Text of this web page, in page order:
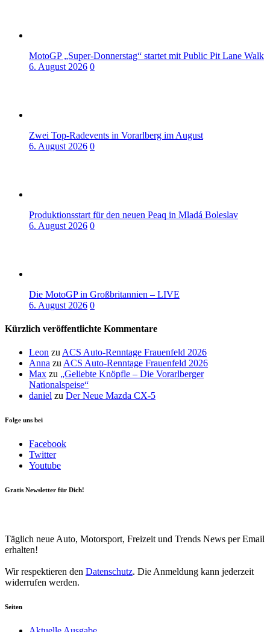
MotoGP „Super-Donnerstag“ startet mit Public Pit Lane Walk
6. August 2026 0
Zwei Top-Radevents in Vorarlberg im August
6. August 2026 0
Produktionsstart für den neuen Peaq in Mladá Boleslav
6. August 2026 0
Die MotoGP in Großbritannien – LIVE
6. August 2026 0
Kürzlich veröffentlichte Kommentare
Leon zuACS Auto-Renntage Frauenfeld 2026
Anna zuACS Auto-Renntage Frauenfeld 2026
Max zu „Geliebte Knöpfle – Die Vorarlberger
Nationalspeise“
daniel zu Der Neue Mazda CX-5
Folge uns bei
Facebook
Twitter
Youtube
Gratis Newsletter für Dich!
Täglich neue Auto, Motorsport, Freizeit und Trends News per Email
erhalten!
Wir respektieren den Datenschutz. Die Anmeldung kann jederzeit
widerrufen werden.
Seiten